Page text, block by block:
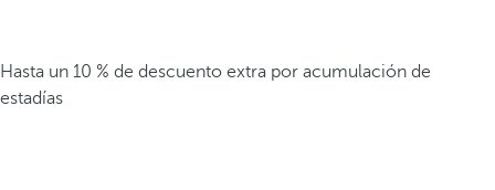
Hasta un 10 % de descuento extra por acumulación de
estadías